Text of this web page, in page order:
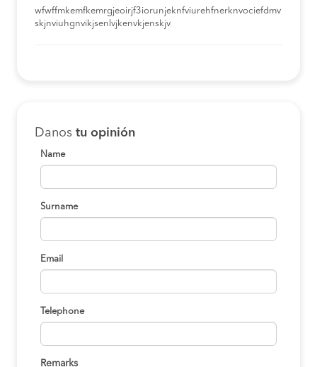
wfwffmkemfkemrgjeoirjf3iorunjeknfviurehfnerknvociefdmv
skjnviuhgnvikjsenlvjkenvkjenskjv
Danos tu opinión
Name
Surname
Email
Telephone
Remarks